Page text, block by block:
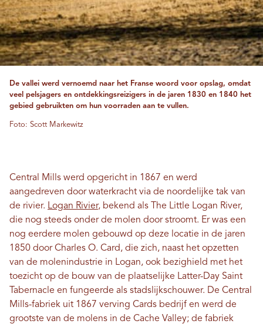
De vallei werd vernoemd naar het Franse woord voor opslag, omdat
veel pelsjagers en ontdekkingsreizigers in de jaren 1830 en 1840 het
gebied gebruikten om hun voorraden aan te vullen.
Foto: Scott Markewitz
Central Mills werd opgericht in 1867 en werd
aangedreven door waterkracht via de noordelijke tak van
de rivier. Logan Rivier, bekend als The Little Logan River,
die nog steeds onder de molen door stroomt. Er was een
nog eerdere molen gebouwd op deze locatie in de jaren
1850 door Charles O. Card, die zich, naast het opzetten
van de molenindustrie in Logan, ook bezighield met het
toezicht op de bouw van de plaatselijke Latter-Day Saint
Tabernacle en fungeerde als stadslijkschouwer. De Central
Mills-fabriek uit 1867 verving Cards bedrijf en werd de
grootste van de molens in de Cache Valley; de fabriek